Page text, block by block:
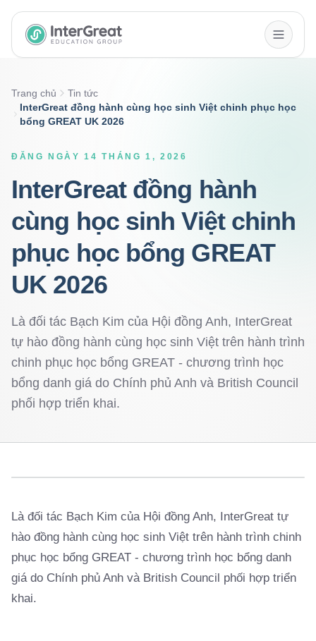
InterGreat Education Group home
Trang chủ
Tin tức
InterGreat đồng hành cùng học sinh Việt chinh phục học
bổng GREAT UK 2026
ĐĂNG NGÀY 14 THÁNG 1, 2026
InterGreat đồng hành
cùng học sinh Việt chinh
phục học bổng GREAT
UK 2026
Là đối tác Bạch Kim của Hội đồng Anh, InterGreat
tự hào đồng hành cùng học sinh Việt trên hành trình
chinh phục học bổng GREAT - chương trình học
bổng danh giá do Chính phủ Anh và British Council
phối hợp triển khai.
Là đối tác Bạch Kim của Hội đồng Anh, InterGreat tự
hào đồng hành cùng học sinh Việt trên hành trình chinh
phục học bổng GREAT - chương trình học bổng danh
giá do Chính phủ Anh và British Council phối hợp triển
khai.